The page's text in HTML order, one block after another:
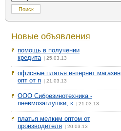
Новые объявления
помощь в получении
кредита| 25.03.13
офисные платья интернет магазин
опт от п
21.03.13
ООО Сибрезинотехника -
пневмозаглушки, к
21.03.13
платья мелким оптом от
производителя
20.03.13